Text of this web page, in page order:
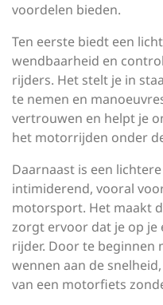
voordelen bieden.
Ten eerste biedt een
wendbaarheid en
rijders. Het stelt je in
te nemen en
vertrouwen en helpt je
het motorrijden onder
Daarnaast is een
intimiderend, vooral
motorsport. Het maakt
zorgt ervoor dat je op je
rijder. Door te beginnen
wennen aan de
van een motorfiets